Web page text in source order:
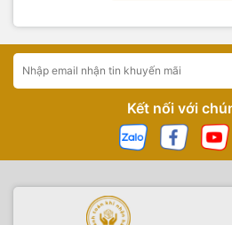
Kết nối với